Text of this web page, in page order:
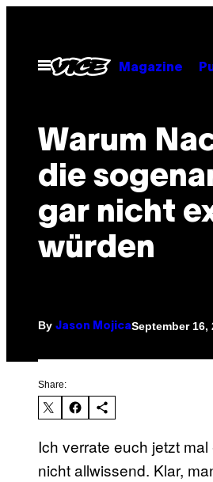
contentOpen
Menu
Magazine
Warum
die
gar nicht
würden
By Jason MojicaSeptember 16,
Share:
Ich verrate euch jetzt
nicht allwissend. Klar,